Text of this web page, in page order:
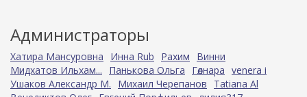
Администраторы
Хатира Мансуровна Инна Rub Рахим
Винни
Мидхатов Ильхам...
Панькова Ольга Гөлнара venera i
Ушаков Александр М.
Михаил Черепанов
Tatiana Al